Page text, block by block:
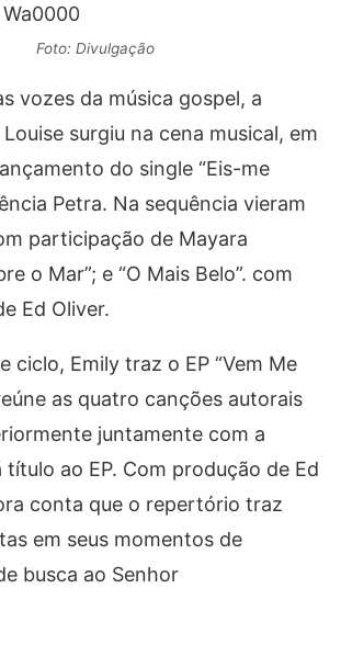
Foto: Divulgação
vozes da música gospel, a
surgiu na cena musical, em
do single “Eis-me
Petra. Na sequência vieram
participação de Mayara
o Mar”; e “O Mais Belo”. com
Ed Oliver.
ciclo, Emily traz o EP “Vem Me
as quatro canções autorais
juntamente com a
título ao EP. Com produção de Ed
conta que o repertório traz
em seus momentos de
busca ao Senhor